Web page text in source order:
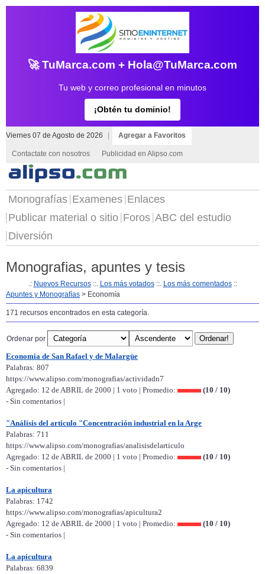
🚀 TuMarca.com + Hola@TuMarca.com
Tu web y correo profesional en minutos
¡Obtén tu dominio!
Viernes 07 de Agosto de 2026 Agregar a Favoritos
Contactate con nosotros Publicidad en Alipso.com
Monografías Examenes Enlaces
Publicar material o sitio Foros ABC del estudio
Diversión
Monografias, apuntes y tesis
.: Nuevos Recursos::. Los más votados::. Los más comentados::
Apuntes y Monografías > Economía
171 recursos encontrados en esta categoría.
Ordenar por
Economia de San Rafael y de Malargüe
Palabras: 807
https://www.alipso.com/monografias/actividadn7
Agregado: 12 de ABRIL de 2000 | 1 voto | Promedio:
(10 / 10)
- Sin comentarios |
"Análisis del articulo "Concentración industrial en la Arge
Palabras: 711
https://www.alipso.com/monografias/analisisdelarticulo
Agregado: 12 de ABRIL de 2000 | 1 voto | Promedio:
(10 / 10)
- Sin comentarios |
La apicultura
Palabras: 1742
https://www.alipso.com/monografias/apicultura2
Agregado: 12 de ABRIL de 2000 | 1 voto | Promedio:
(10 / 10)
- Sin comentarios |
La apicultura
Palabras: 6839